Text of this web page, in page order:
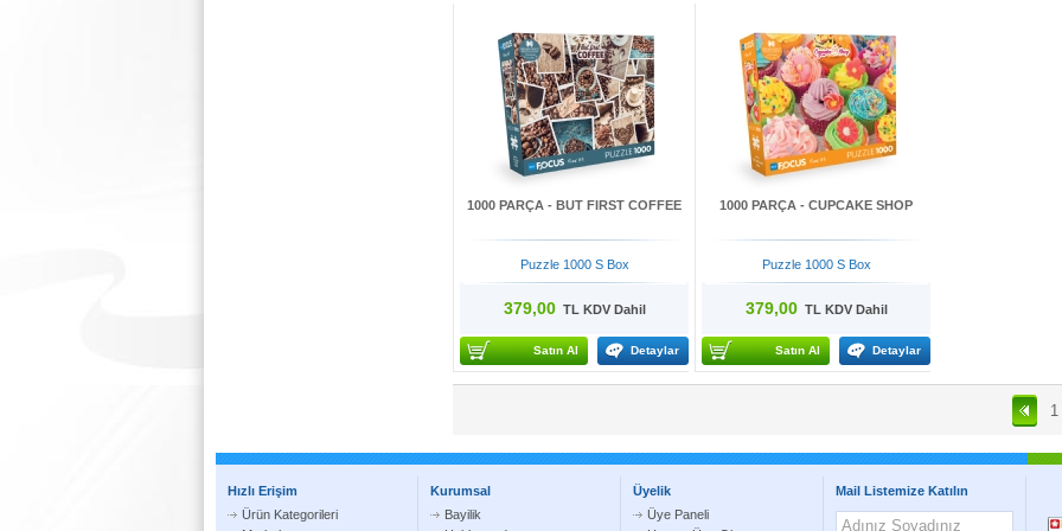
1000 PARÇA - BUT FIRST COFFEE
Puzzle 1000 S Box
379,00TL KDV Dahil
Satın Al Detaylar
1000 PARÇA - CUPCAKE SHOP
Puzzle 1000 S Box
379,00TL KDV Dahil
Satın Al Detaylar
1
Hızlı Erişim
Ürün Kategorileri
Kurumsal
Bayilik
Üyelik
Üye Paneli
Mail Listemize Katılın